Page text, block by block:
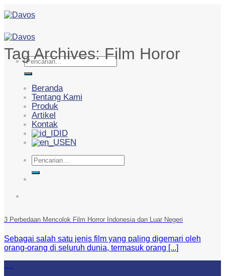
to
Pencarian
untuk:
Beranda
Tentang Kami
Produk
Artikel
Kontak
ID
EN
Pencarian
untuk:
Tag Archives:Film Horor
3 Perbedaan Mencolok Film Horror Indonesia dan Luar Negeri
Sebagai salah satu jenis film yang paling digemari oleh
orang-orang di seluruh dunia, termasuk orang [...]